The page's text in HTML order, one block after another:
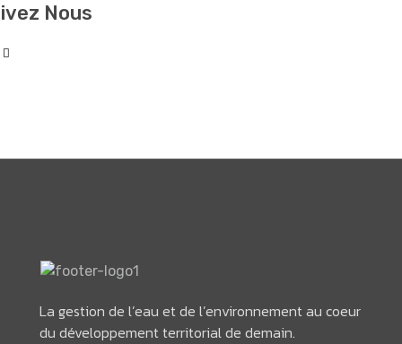
Nous
La gestion de l’eau et de l’environnement au coeur
du développement territorial de demain.